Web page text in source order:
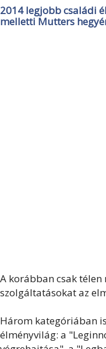
2014 legjobb családi
melletti Mutters
A korábban csak
szolgáltatásokat az
Három kategóriában
élményvilág: a